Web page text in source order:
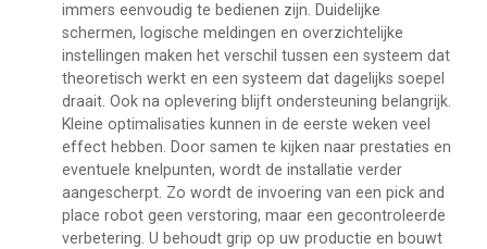
immers eenvoudig te bedienen zijn. Duidelijke
schermen, logische meldingen en overzichtelijke
instellingen maken het verschil tussen een systeem dat
theoretisch werkt en een systeem dat dagelijks soepel
draait. Ook na oplevering blijft ondersteuning belangrijk.
Kleine optimalisaties kunnen in de eerste weken veel
effect hebben. Door samen te kijken naar prestaties en
eventuele knelpunten, wordt de installatie verder
aangescherpt. Zo wordt de invoering van een pick and
place robot geen verstoring, maar een gecontroleerde
verbetering. U behoudt grip op uw productie en bouwt